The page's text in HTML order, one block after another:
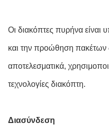
Οι διακόπτες πυρήνα είναι
και την προώθηση πακέτων
αποτελεσματικά,
τεχνολογίες διακόπτη.
Διασύνδεση